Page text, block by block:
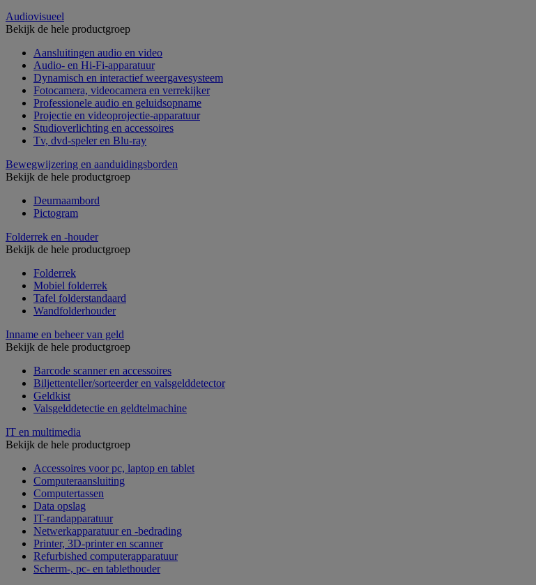
Audiovisueel
Bekijk de hele productgroep
Aansluitingen audio en video
Audio- en Hi-Fi-apparatuur
Dynamisch en interactief weergavesysteem
Fotocamera, videocamera en verrekijker
Professionele audio en geluidsopname
Projectie en videoprojectie-apparatuur
Studioverlichting en accessoires
Tv, dvd-speler en Blu-ray
Bewegwijzering en aanduidingsborden
Bekijk de hele productgroep
Deurnaambord
Pictogram
Folderrek en -houder
Bekijk de hele productgroep
Folderrek
Mobiel folderrek
Tafel folderstandaard
Wandfolderhouder
Inname en beheer van geld
Bekijk de hele productgroep
Barcode scanner en accessoires
Biljettenteller/sorteerder en valsgelddetector
Geldkist
Valsgelddetectie en geldtelmachine
IT en multimedia
Bekijk de hele productgroep
Accessoires voor pc, laptop en tablet
Computeraansluiting
Computertassen
Data opslag
IT-randapparatuur
Netwerkapparatuur en -bedrading
Printer, 3D-printer en scanner
Refurbished computerapparatuur
Scherm-, pc- en tablethouder